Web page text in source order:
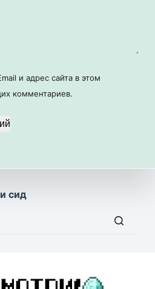
и адрес сайта в этом
комментариев.
сид